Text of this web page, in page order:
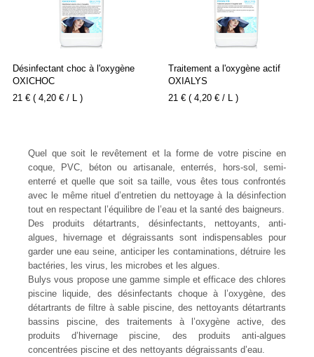
Désinfectant choc à l'oxygène
OXICHOC
21 € ( 4,20 € / L )
Traitement a l'oxygène actif
OXIALYS
21 € ( 4,20 € / L )
Quel que soit le revêtement et la forme de votre piscine en
coque, PVC, béton ou artisanale, enterrés, hors-sol, semi-
enterré et quelle que soit sa taille, vous êtes tous confrontés
avec le même rituel d’entretien du nettoyage à la désinfection
tout en respectant l’équilibre de l’eau et la santé des baigneurs.
Des produits détartrants, désinfectants, nettoyants, anti-
algues, hivernage et dégraissants sont indispensables pour
garder une eau seine, anticiper les contaminations, détruire les
bactéries, les virus, les microbes et les algues.
Bulys vous propose une gamme simple et efficace des chlores
piscine liquide, des désinfectants choque à l’oxygène, des
détartrants de filtre à sable piscine, des nettoyants détartrants
bassins piscine, des traitements à l’oxygène active, des
produits d’hivernage piscine, des produits anti-algues
concentrées piscine et des nettoyants dégraissants d’eau.